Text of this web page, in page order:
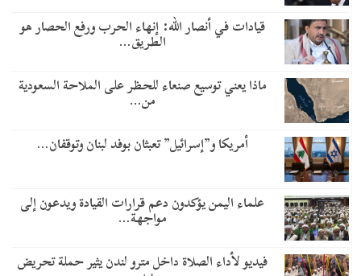
قيادات في أنصار الله: إنهاء الحرب ورفع الحصار هو
الطريق…
ماذا يعني توسيع صنعاء للحظر على الملاحة السعودية
من…
أمريكا و”إسرائيل” تعبثان بوفد لبنان وتوقفان…
علماء اليمن يؤكدون دعم قرارات القيادة ويدعون إلى
مواجهة…
فيديو لأداء الصلاة داخل مترو لندن يثير حملة تحريض